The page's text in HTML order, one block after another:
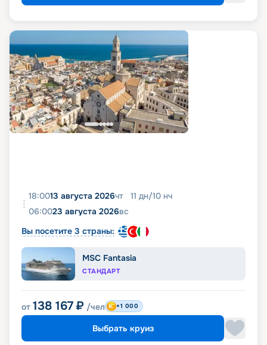
18:0013 августа 2026чт 11 дн/10 нч
06:0023 августа 2026вс
Вы посетите 3 страны:
MSC Fantasia
СТАНДАРТ
от 138 167 ₽ /чел +1 000
Выбрать круиз